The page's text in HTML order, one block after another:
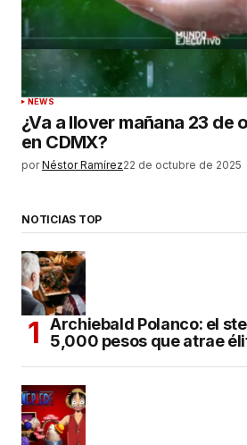
NEWS
¿Va a llover mañana 23 de
en CDMX?
por Néstor Ramírez22 de octubre de 2025
NOTICIAS TOP
Archiebald Polanco: el
5,000 pesos que atrae